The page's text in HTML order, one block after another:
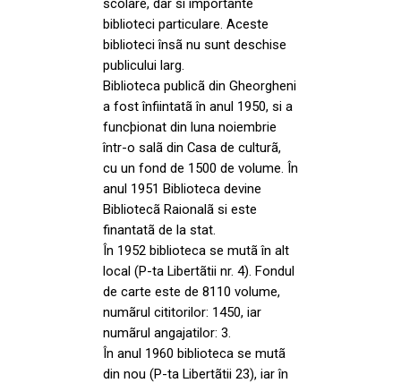
biblioteci particulare. Aceste
biblioteci însã nu sunt deschise
publicului larg.
Biblioteca publicã din Gheorgheni
a fost înfiintatã în anul 1950, si a
funcþionat din luna noiembrie
într-o salã din Casa de culturã,
cu un fond de 1500 de volume. În
anul 1951 Biblioteca devine
Bibliotecã Raionalã si este
finantatã de la stat.
În 1952 biblioteca se mutã în alt
local (P-ta Libertãtii nr. 4). Fondul
de carte este de 8110 volume,
numãrul cititorilor: 1450, iar
numãrul angajatilor: 3.
În anul 1960 biblioteca se mutã
din nou (P-ta Libertãtii 23), iar în